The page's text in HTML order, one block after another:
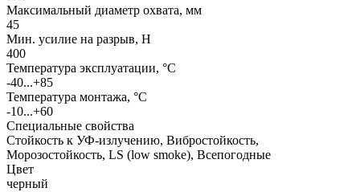
Максимальный диаметр охвата, мм
45
Мин. усилие на разрыв, Н
400
Температура эксплуатации, °C
-40...+85
Температура монтажа, °C
-10...+60
Специальные свойства
Стойкость к УФ-излучению, Вибростойкость,
Морозостойкость, LS (low smoke), Всепогодные
Цвет
черный